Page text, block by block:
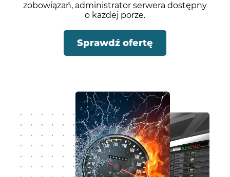
zobowiązań, administrator serwera dostępny
o każdej porze.
Sprawdź ofertę